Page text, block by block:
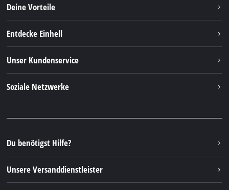
Deine Vorteile
Entdecke Einhell
Nachhaltigkeit
Unser Kundenservice
FAQs
Rücksendungen / Widerruf
Verpackungsrichtlinien
Soziale Netzwerke
Instagram
TikTok
Pinterest
Du benötigst Hilfe?
Unsere Versanddienstleister